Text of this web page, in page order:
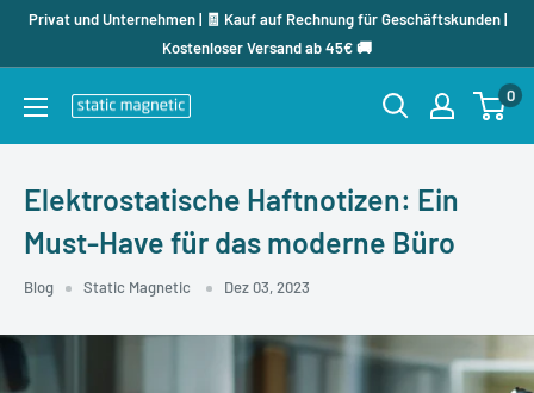
DirektPrivat und Unternehmen | 🧾 Kauf auf Rechnung für Geschäftskunden |
Kostenloser Versand ab 45€ 🚚
staticmagnetic.de
0
Elektrostatische Haftnotizen: Ein
Must-Have für das moderne Büro
Blog Static Magnetic Dez 03, 2023